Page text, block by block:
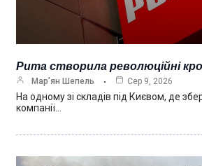
Puma створила революційні
Мар’ян Шепель Сер 9, 2026
На одному зі складів під Києвом, де
компанії…